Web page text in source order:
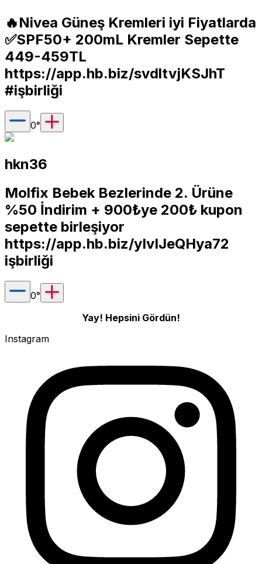
🔥Nivea Güneş Kremleri iyi Fiyatlarda
✅️SPF50+ 200mL Kremler Sepette
449-459TL
https://app.hb.biz/svdltvjKSJhT
#işbirliği
0°
hkn36
Molfix Bebek Bezlerinde 2. Ürüne
%50 İndirim + 900₺ye 200₺ kupon
sepette birleşiyor
https://app.hb.biz/yIvIJeQHya72
işbirliği
0°
Yay! Hepsini Gördün!
Instagram